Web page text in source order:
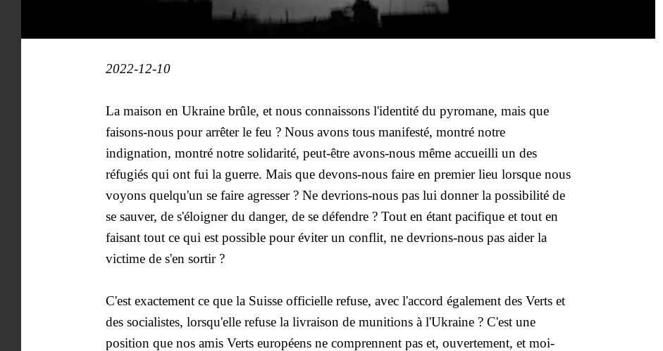
2022-12-10
La maison en Ukraine brûle, et nous connaissons l'identité du pyromane, mais que
faisons-nous pour arrêter le feu ? Nous avons tous manifesté, montré notre
indignation, montré notre solidarité, peut-être avons-nous même accueilli un des
réfugiés qui ont fui la guerre. Mais que devons-nous faire en premier lieu lorsque nous
voyons quelqu'un se faire agresser ? Ne devrions-nous pas lui donner la possibilité de
se sauver, de s'éloigner du danger, de se défendre ? Tout en étant pacifique et tout en
faisant tout ce qui est possible pour éviter un conflit, ne devrions-nous pas aider la
victime de s'en sortir ?
C'est exactement ce que la Suisse officielle refuse, avec l'accord également des Verts et
des socialistes, lorsqu'elle refuse la livraison de munitions à l'Ukraine ? C'est une
position que nos amis Verts européens ne comprennent pas et, ouvertement, et moi-